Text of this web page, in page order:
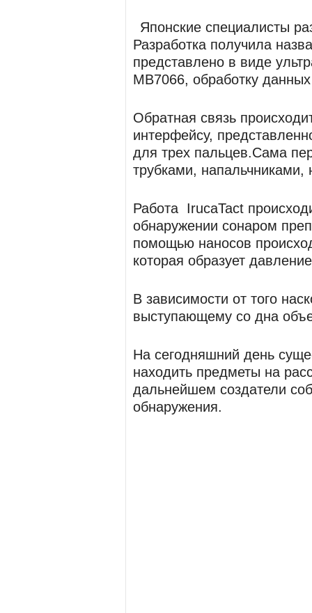
Японские специалисты
Разработка получила
представлено в виде
MB7066, обработку
Обратная связь
интерфейсу,
для трех пальцев.Сама
трубками,
Работа IrucaTact
обнаружении сонаром
помощью наносов
которая образует
В зависимости от того
выступающему со дна
На сегодняшний день
находить предметы на
дальнейшем создатели
обнаружения.